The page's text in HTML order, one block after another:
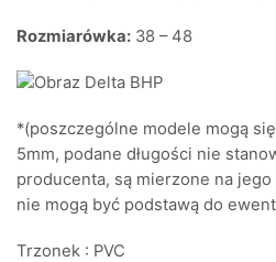
Rozmiarówka: 38 – 48
*(poszczególne modele mogą
5mm, podane długości nie
producenta, są mierzone na
nie mogą być podstawą do
Trzonek : PVC